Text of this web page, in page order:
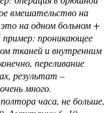
вмешательство на
на одном больном +
пример: проникающее
тканей и внутренним
переливание
результат –
много.
часа, не больше,